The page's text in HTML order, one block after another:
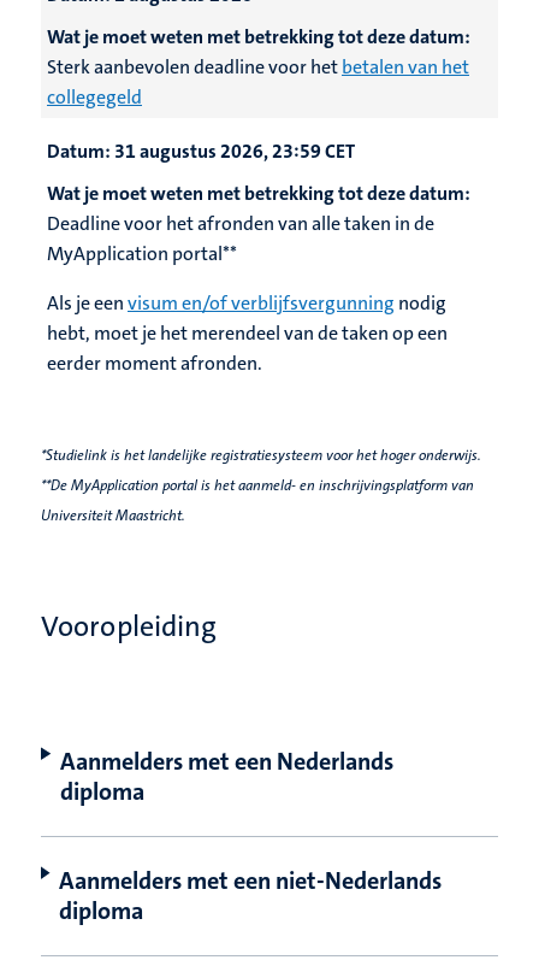
Wat je moet weten met betrekking tot deze datum:
Sterk aanbevolen deadline voor hetbetalen van het
collegegeld
Datum: 31 augustus 2026, 23:59 CET
Wat je moet weten met betrekking tot deze datum:
Deadline voor het afronden van alle taken in de
MyApplication portal**
Als je eenvisum en/of verblijfsvergunning nodig
hebt, moet je het merendeel van de taken op een
eerder moment afronden.
*Studielink is het landelijke registratiesysteem voor het hoger onderwijs.
**De MyApplication portal is het aanmeld- en inschrijvingsplatform van
Universiteit Maastricht.
Vooropleiding
Aanmelders met een Nederlands
diploma
Aanmelders met een niet-Nederlands
diploma